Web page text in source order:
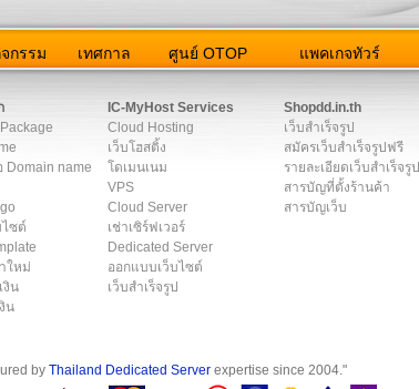
กรรม เทศกาล ศูนย์ OTOP แพคเกจทัวร์
Domain name
ซต์
ใหม่
งิน
น
IC-MyHost Services
Cloud Hosting
เว็บโฮสติ้ง
โดเมนเนม
VPS
Cloud Server
เช่าเซิร์ฟเวอร์
Dedicated Server
ออกแบบเว็บไซต์
เว็บสำเร็จรูป
Shopdd.in.th
เว็บสำเร็จรูป
สมัครเว็บสำเร็จรูปฟรี
รายละเอียดเว็บสำเร็จรูป
สารบัญที่ตั้งร้านค้า
สารบัญเว็บ
by Thailand Dedicated Serverexpertise since 2004."